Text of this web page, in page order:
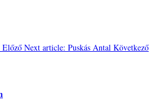
Előző Next article: Puskás Antal Következő